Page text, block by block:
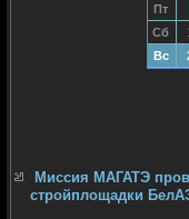
Пт
Сб
Вс
Миссия МАГАТЭ
стройплощадки